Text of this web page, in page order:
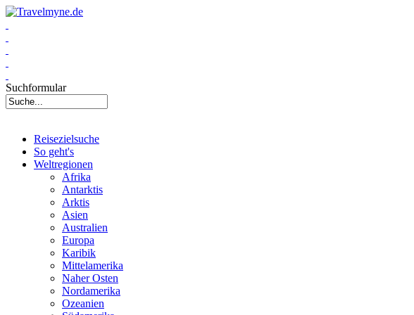
Suchformular
Reisezielsuche
So geht's
Weltregionen
Afrika
Antarktis
Arktis
Asien
Australien
Europa
Karibik
Mittelamerika
Naher Osten
Nordamerika
Ozeanien